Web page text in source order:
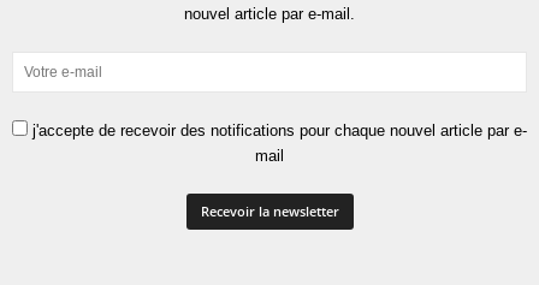
nouvel article par e-mail.
j'accepte de recevoir des notifications pour chaque nouvel article par e-
mail